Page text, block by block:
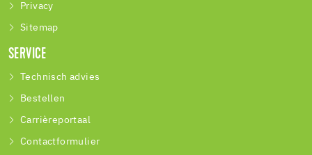
Privacy
Sitemap
SERVICE
Technisch advies
Bestellen
Carrièreportaal
Contactformulier